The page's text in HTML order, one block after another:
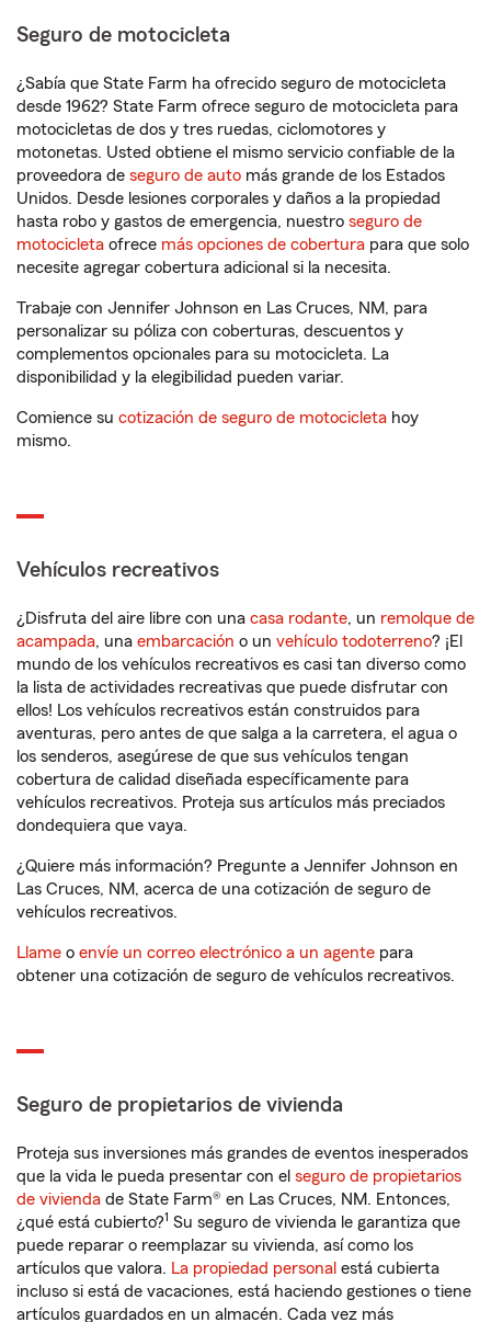
Seguro de motocicleta
¿Sabía que State Farm ha ofrecido seguro de motocicleta
desde 1962? State Farm ofrece seguro de motocicleta para
motocicletas de dos y tres ruedas, ciclomotores y
motonetas. Usted obtiene el mismo servicio confiable de la
proveedora de seguro de auto más grande de los Estados
Unidos. Desde lesiones corporales y daños a la propiedad
hasta robo y gastos de emergencia, nuestro seguro de
motocicleta ofrece más opciones de cobertura para que solo
necesite agregar cobertura adicional si la necesita.
Trabaje con Jennifer Johnson en Las Cruces, NM, para
personalizar su póliza con coberturas, descuentos y
complementos opcionales para su motocicleta. La
disponibilidad y la elegibilidad pueden variar.
Comience su cotización de seguro de motocicleta hoy
mismo.
Vehículos recreativos
¿Disfruta del aire libre con una casa rodante, un remolque de
acampada, una embarcación o un vehículo todoterreno? ¡El
mundo de los vehículos recreativos es casi tan diverso como
la lista de actividades recreativas que puede disfrutar con
ellos! Los vehículos recreativos están construidos para
aventuras, pero antes de que salga a la carretera, el agua o
los senderos, asegúrese de que sus vehículos tengan
cobertura de calidad diseñada específicamente para
vehículos recreativos. Proteja sus artículos más preciados
dondequiera que vaya.
¿Quiere más información? Pregunte a Jennifer Johnson en
Las Cruces, NM, acerca de una cotización de seguro de
vehículos recreativos.
Llame o envíe un correo electrónico a un agente para
obtener una cotización de seguro de vehículos recreativos.
Seguro de propietarios de vivienda
Proteja sus inversiones más grandes de eventos inesperados
que la vida le pueda presentar con el seguro de propietarios
de vivienda de State Farm® en Las Cruces, NM. Entonces,
¿qué está cubierto?1 Su seguro de vivienda le garantiza que
puede reparar o reemplazar su vivienda, así como los
artículos que valora. La propiedad personal está cubierta
incluso si está de vacaciones, está haciendo gestiones o tiene
artículos guardados en un almacén. Cada vez más